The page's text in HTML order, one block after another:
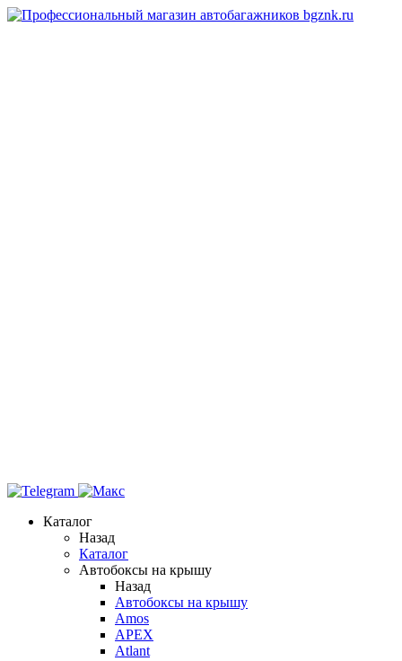
Каталог
Назад
Каталог
Автобоксы на крышу
Назад
Автобоксы на крышу
Amos
APEX
Atlant